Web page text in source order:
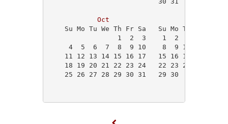
Oct
Su Mo Tu We Th Fr Sa   Su Mo Tu We Th
1  2  3    1  2  3  4  5
4  5  6  7  8  9 10    8  9 10 11 12
11 12 13 14 15 16 17   15 16 17 18 19
18 19 20 21 22 23 24   22 23 24 25 26
25 26 27 28 29 30 31   29 30